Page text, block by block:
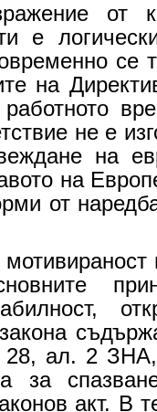
от
е
се
на
работното
не е
на
на
от
ал. 2
за
акт. В